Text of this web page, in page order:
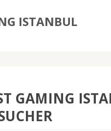
ISTANBUL
GAMING